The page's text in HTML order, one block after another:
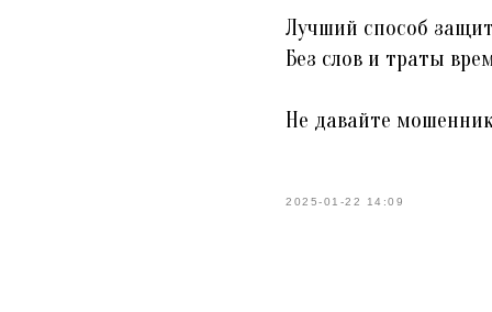
Лучший способ
Без слов и траты
Не давайте
2025-01-22 14:09